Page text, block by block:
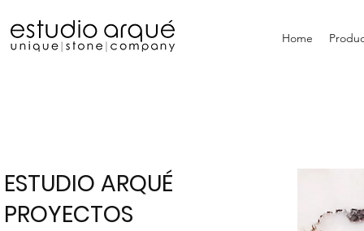
Home
ESTUDIO ARQUÉ
PROYECTOS